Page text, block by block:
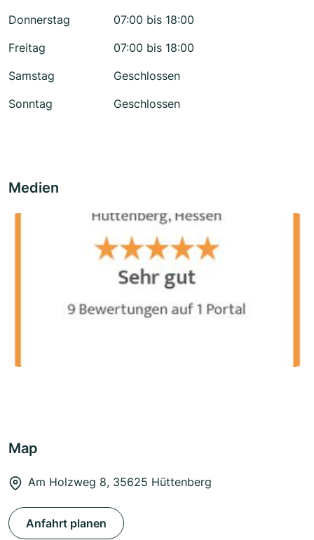
Donnerstag
07:00 bis 18:00
Freitag
07:00 bis 18:00
Samstag
Geschlossen
Sonntag
Geschlossen
Medien
Map
Am Holzweg 8, 35625 Hüttenberg
Anfahrt planen